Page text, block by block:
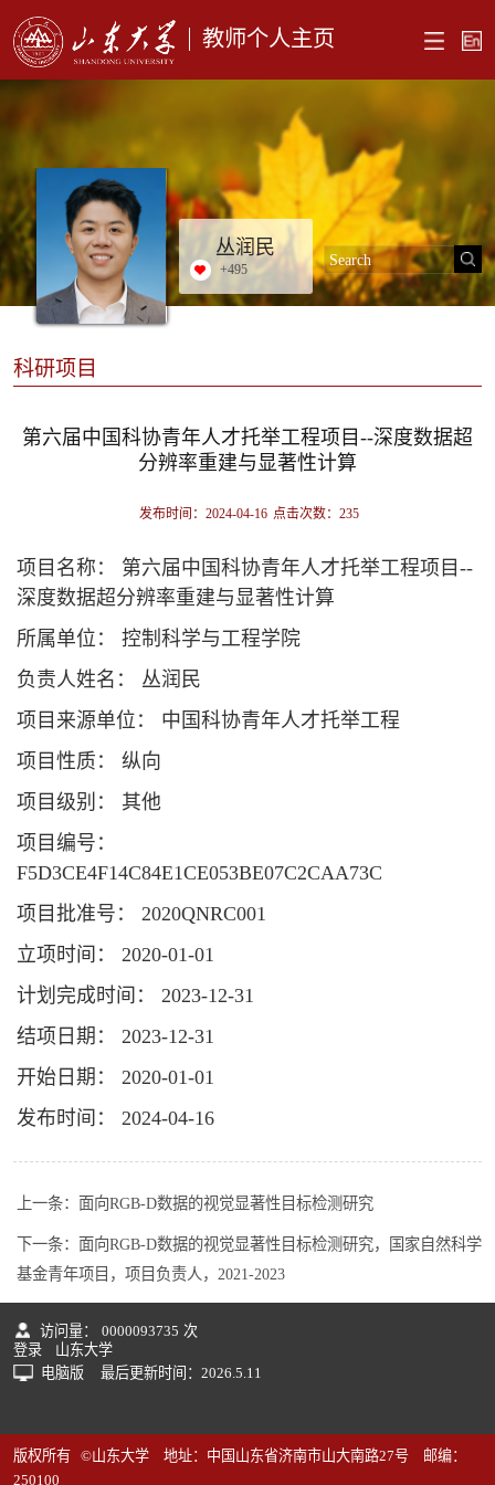
教师个人主页
丛润民
+495
科研项目
第六届中国科协青年人才托举工程项目--深度数据超
分辨率重建与显著性计算
发布时间：2024-04-16 点击次数： 235
项目名称： 第六届中国科协青年人才托举工程项目--
深度数据超分辨率重建与显著性计算
所属单位： 控制科学与工程学院
负责人姓名： 丛润民
项目来源单位： 中国科协青年人才托举工程
项目性质： 纵向
项目级别： 其他
项目编号：
F5D3CE4F14C84E1CE053BE07C2CAA73C
项目批准号： 2020QNRC001
立项时间： 2020-01-01
计划完成时间： 2023-12-31
结项日期： 2023-12-31
开始日期： 2020-01-01
发布时间： 2024-04-16
上一条： 面向RGB-D数据的视觉显著性目标检测研究
下一条： 面向RGB-D数据的视觉显著性目标检测研究，国家自然科学
基金青年项目，项目负责人，2021-2023
访问量： 0000093735 次
登录
山东大学
电脑版
最后更新时间： 2026 5 11
版权所有 ©山东大学 地址：中国山东省济南市山大南路27号 邮编：
250100